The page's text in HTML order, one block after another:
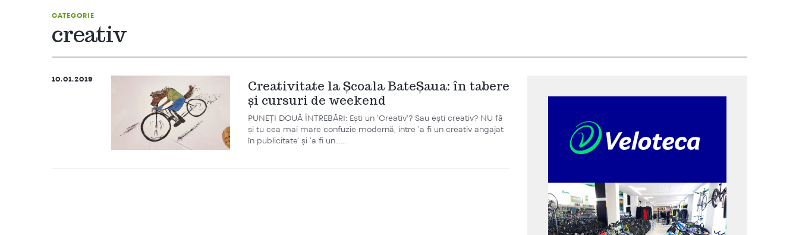
CATEGORIE
creativ
10.01.2019
Creativitate la Școala BateȘaua: în tabere
și cursuri de weekend
PUNEȚI DOUĂ ÎNTREBĂRI: Ești un 'Creativ'? Sau ești creativ? NU fă
și tu cea mai mare confuzie modernă, între 'a fi un creativ angajat
în publicitate' și 'a fi un…...